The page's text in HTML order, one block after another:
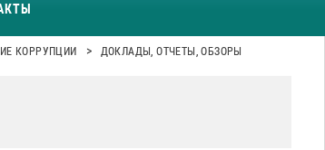
КОРРУПЦИИ > ДОКЛАДЫ, ОТЧЕТЫ, ОБЗОРЫ